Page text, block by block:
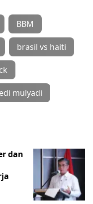
BBM
brasil vs haiti
mulyadi
dan